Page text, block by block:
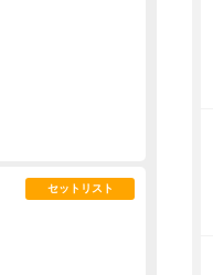
セットリスト